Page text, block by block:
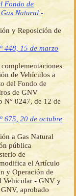
Fondo de
Natural -
y Reposición de
448, 15 de marzo
de Vehículos a
del Fondo de
de GNV
N° 0247, de 12 de
675, 20 de octubre
a Gas Natural
pública
de
el Artículo
y Operación de
Vehicular - GNV y
aprobado